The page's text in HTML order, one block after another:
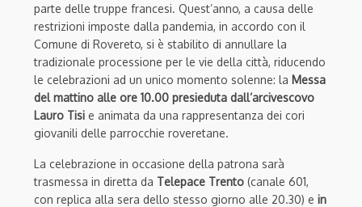
parte delle truppe francesi. Quest’anno, a causa delle
restrizioni imposte dalla pandemia, in accordo con il
Comune di Rovereto, si è stabilito di annullare la
tradizionale processione per le vie della città, riducendo
le celebrazioni ad un unico momento solenne: la Messa
del mattino alle ore 10.00 presieduta dall’arcivescovo
Lauro Tisi e animata da una rappresentanza dei cori
giovanili delle parrocchie roveretane.
La celebrazione in occasione della patrona sarà
trasmessa in diretta da Telepace Trento (canale 601,
con replica alla sera dello stesso giorno alle 20.30) e in